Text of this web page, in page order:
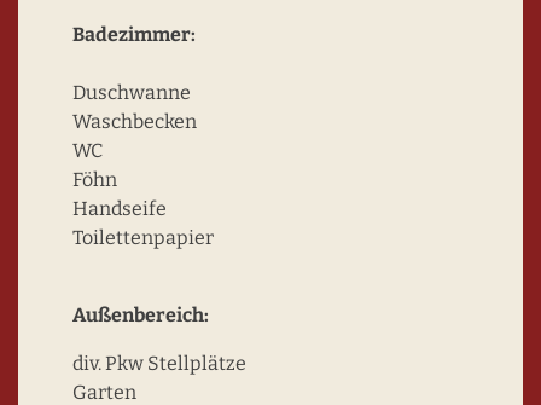
Badezimmer:
Duschwanne
Waschbecken
WC
Föhn
Handseife
Toilettenpapier
Außenbereich:
div. Pkw Stellplätze
Garten